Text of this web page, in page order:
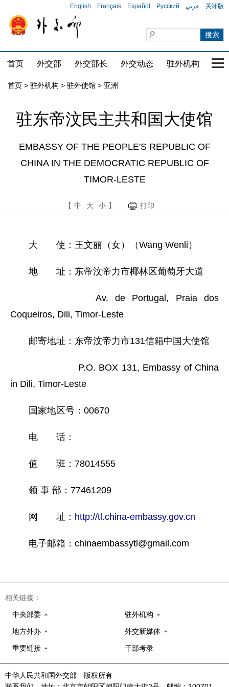
English Français Español Русский عربي 关怀版
首页 外交部 外交部长 外交动态 驻外机构 国
首页 > 驻外机构 > 驻外使馆 > 亚洲
驻东帝汶民主共和国大使馆
EMBASSY OF THE PEOPLE'S REPUBLIC OF
CHINA IN THE DEMOCRATIC REPUBLIC OF
TIMOR-LESTE
【 中 大 小 】 打印
大 使：王文丽（女）（Wang Wenli）
地 址：东帝汶帝力市椰林区葡萄牙大道
Av. de Portugal, Praia dos
Coqueiros, Dili, Timor-Leste
邮寄地址：东帝汶帝力市131信箱中国大使馆
P.O. BOX 131, Embassy of China
in Dili, Timor-Leste
国家地区号：00670
电 话：
值 班：78014555
领 事 部：77461209
网 址： http://tl.china-embassy.gov.cn
电子邮箱：chinaembassytl@gmail.com
相关链接：
中央部委 驻外机构
地方外办 外交新媒体
重要链接 干部考录
中华人民共和国外交部 版权所有